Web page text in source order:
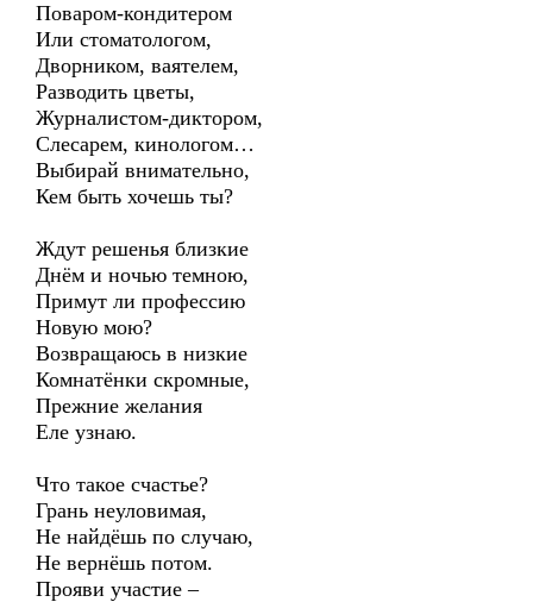
Поваром-кондитером
Или стоматологом,
Дворником, ваятелем,
Разводить цветы,
Журналистом-диктором,
Слесарем, кинологом…
Выбирай внимательно,
Кем быть хочешь ты?
Ждут решенья близкие
Днём и ночью темною,
Примут ли профессию
Новую мою?
Возвращаюсь в низкие
Комнатёнки скромные,
Прежние желания
Еле узнаю.
Что такое счастье?
Грань неуловимая,
Не найдёшь по случаю,
Не вернёшь потом.
Прояви участие –